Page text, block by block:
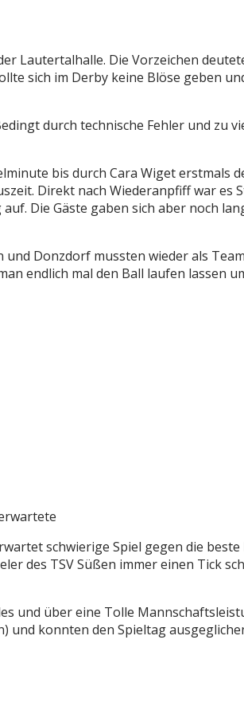
Lautertalhalle. Die Vorzeichen
sich im Derby keine Blöse geben
durch technische Fehler und zu
bis durch Cara Wiget erstmals
Direkt nach Wiederanpfiff war es
Die Gäste gaben sich aber noch
Donzdorf mussten wieder als
endlich mal den Ball laufen lassen
schwierige Spiel gegen die
des TSV Süßen immer einen Tick
und über eine Tolle
und konnten den Spieltag